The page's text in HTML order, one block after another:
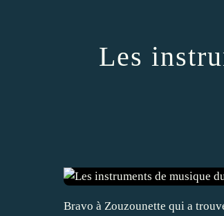
Les
Bravo à Zouzounette qui a